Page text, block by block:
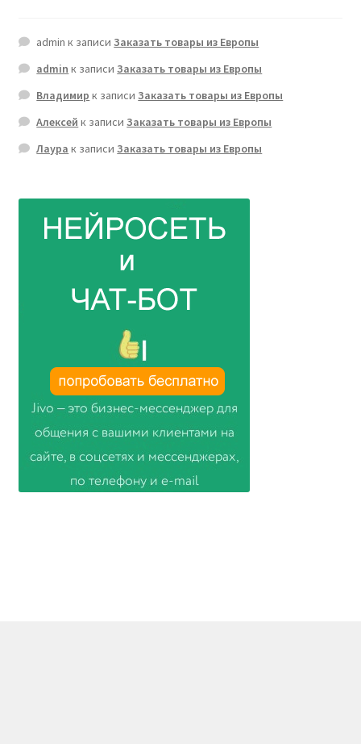
admin к записиЗаказать товары из Европы
admin к записиЗаказать товары из Европы
Владимир к записиЗаказать товары из Европы
Алексей к записиЗаказать товары из Европы
Лаура к записиЗаказать товары из Европы